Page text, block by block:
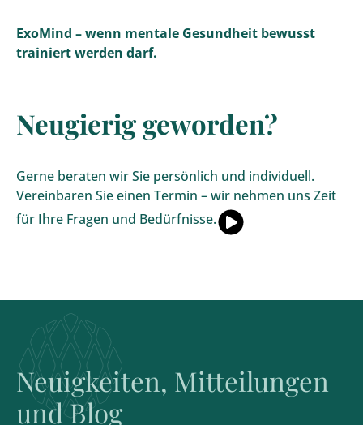
ExoMind – wenn mentale Gesundheit bewusst
trainiert werden darf.
Neugierig geworden?
Gerne beraten wir Sie persönlich und individuell.
Vereinbaren Sie einen Termin – wir nehmen uns Zeit
für Ihre Fragen und Bedürfnisse.
Neuigkeiten, Mitteilungen
und Blog